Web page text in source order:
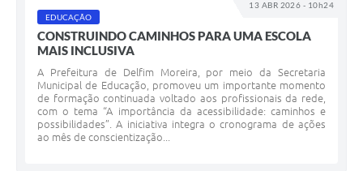
13 ABR 2026 - 10h24
EDUCAÇÃO
CONSTRUINDO CAMINHOS PARA UMA ESCOLA
MAIS INCLUSIVA
A Prefeitura de Delfim Moreira, por meio da Secretaria
Municipal de Educação, promoveu um importante momento
de formação continuada voltado aos profissionais da rede,
com o tema “A importância da acessibilidade: caminhos e
possibilidades”. A iniciativa integra o cronograma de ações
ao mês de conscientização...